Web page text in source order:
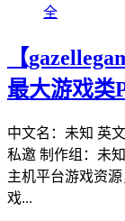
全
【
最大游戏类
中文名：未知 英
私邀 制作组：未
主机平台游戏资
戏...